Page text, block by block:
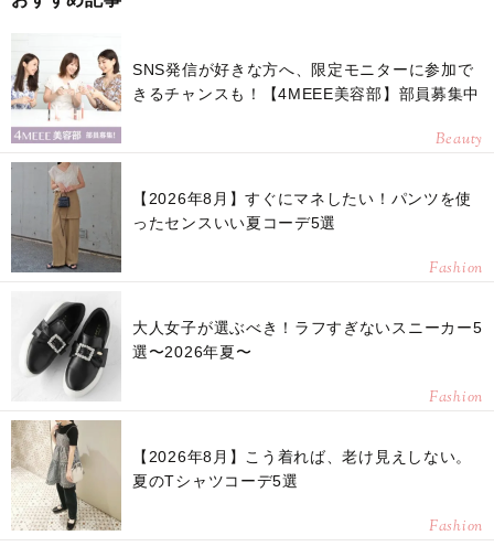
SNS発信が好きな方へ、限定モニターに参加で
きるチャンスも！【4MEEE美容部】部員募集中
Beauty
【2026年8月】すぐにマネしたい！パンツを使
ったセンスいい夏コーデ5選
Fashion
大人女子が選ぶべき！ラフすぎないスニーカー5
選〜2026年夏〜
Fashion
【2026年8月】こう着れば、老け見えしない。
夏のTシャツコーデ5選
Fashion